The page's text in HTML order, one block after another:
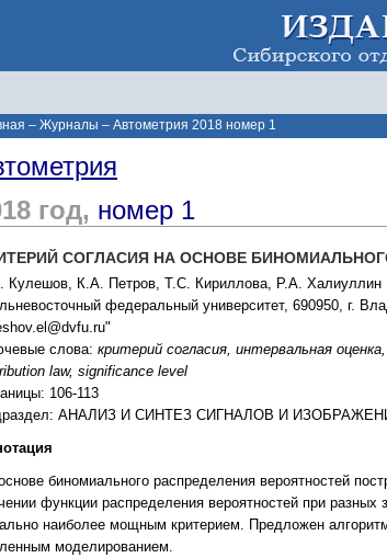
– Журналы – Автометрия 2018 номер 1
год, номер 1
СОГЛАСИЯ НА ОСНОВЕ
Кулешов, К.А. Петров, Т.С. Кириллова, Р.А. Халиуллин
федеральный университет, 690950, г.
слова: критерий согласия, интервальная
law, significance level
106-113
АНАЛИЗ И СИНТЕЗ СИГНАЛОВ И
биномиального распределения вероятностей
функции распределения вероятностей при
наиболее мощным критерием. Предложен
моделированием.